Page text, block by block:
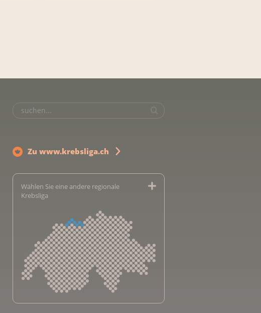
Zu www.krebsliga.ch
Wählen Sie eine andere regionale
Krebsliga